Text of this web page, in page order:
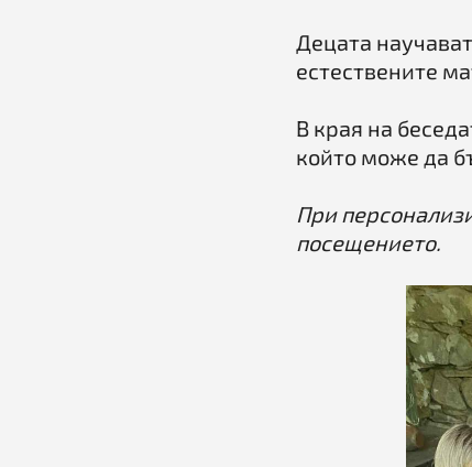
Децата
естествените
В края на
който може да
При
посещението.